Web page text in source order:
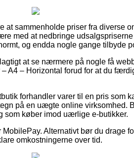
at sammenholde priser fra diverse
med at nedbringe
og endda nogle gange tilbyde
at se nærmere på nogle få
A4 – Horizontal forud for at du
forhandler varer til en pris som
på en uægte online virksomhed.
som køber imod uærlige e-butikker.
Alternativt bør du drage
omkostningerne over tid.